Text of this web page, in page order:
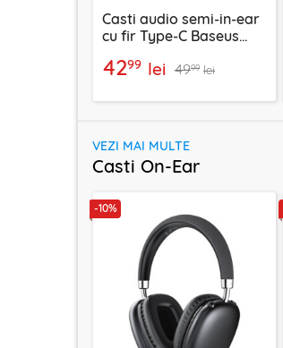
Casti audio semi-in-ear
cu fir Type-C Baseus
4299 lei 4999 lei
VEZI MAI MULTE
Casti On-Ear
-10%